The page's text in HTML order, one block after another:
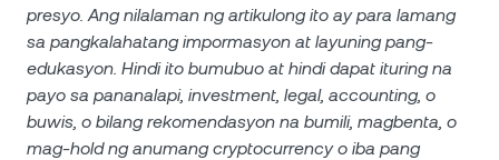
presyo. Ang nilalaman ng artikulong ito ay para lamang
sa pangkalahatang impormasyon at layuning pang-
edukasyon. Hindi ito bumubuo at hindi dapat ituring na
payo sa pananalapi, investment, legal, accounting, o
buwis, o bilang rekomendasyon na bumili, magbenta, o
mag-hold ng anumang cryptocurrency o iba pang